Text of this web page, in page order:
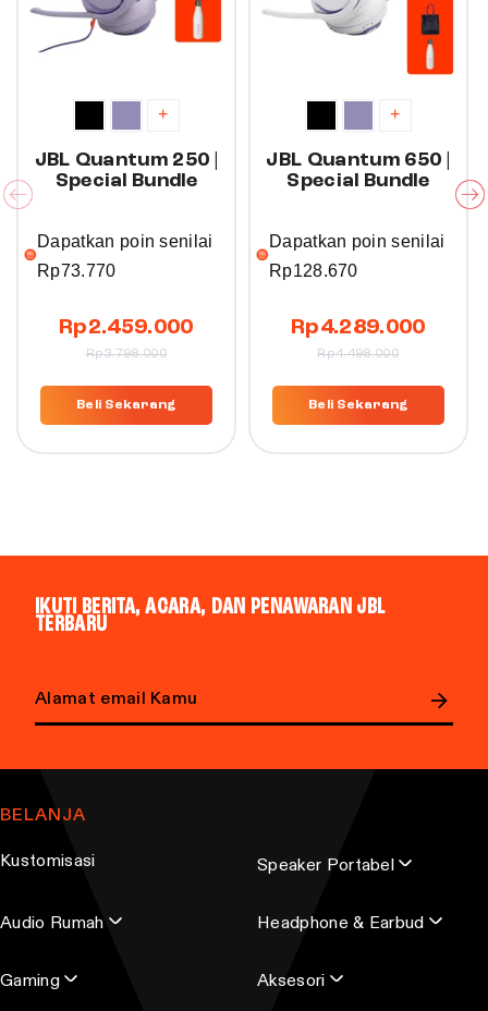
+
JBL Quantum 250 |
Special Bundle
Dapatkan poin senilai
Rp73.770
Rp2.459.000
Rp3.798.000
Beli Sekarang
+
JBL Quantum 650 |
Special Bundle
Dapatkan poin senilai
Rp128.670
Rp4.289.000
Rp4.498.000
Beli Sekarang
IKUTI BERITA, ACARA, DAN PENAWARAN JBL
TERBARU
BELANJA
Kustomisasi Speaker Portabel
Audio Rumah Headphone & Earbud
Gaming Aksesori